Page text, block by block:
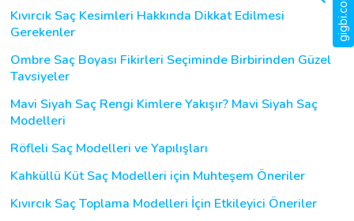
Kıvırcık Saç Kesimleri Hakkında Dikkat Edilmesi
Gerekenler
Ombre Saç Boyası Fikirleri Seçiminde Birbirinden Güzel
Tavsiyeler
Mavi Siyah Saç Rengi Kimlere Yakışır? Mavi Siyah Saç
Modelleri
Röfleli Saç Modelleri ve Yapılışları
Kahküllü Küt Saç Modelleri için Muhteşem Öneriler
Kıvırcık Saç Toplama Modelleri İçin Etkileyici Öneriler